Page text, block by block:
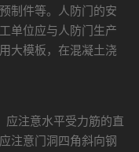
制件等。人防门的安
单位应与人防门生产
大模板，在混凝土浇
应注意水平受力筋的直
注意门洞四角斜向钢